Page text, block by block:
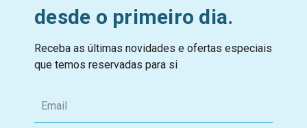
desde o primeiro dia.
Receba as últimas novidades e ofertas especiais
que temos reservadas para si
m